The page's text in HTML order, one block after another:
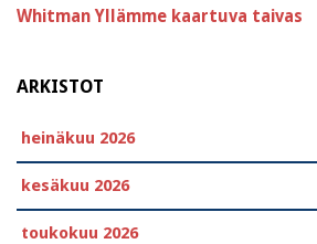
Whitman Yllämme kaartuva taivas
ARKISTOT
heinäkuu 2026
kesäkuu 2026
toukokuu 2026